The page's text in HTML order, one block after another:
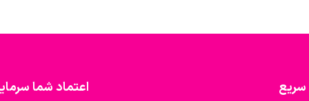
اعتماد شما